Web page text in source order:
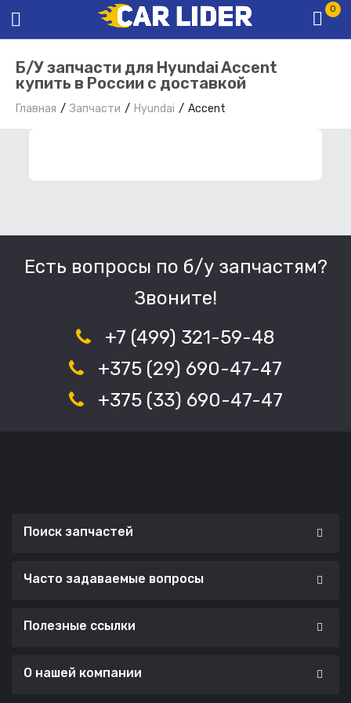
0
Б/У запчасти для Hyundai Accent
купить в России с доставкой
Главная Запчасти Hyundai Accent
Есть вопросы по б/у запчастям?
Звоните!
+7 (499) 321-59-48
+375 (29) 690-47-47
+375 (33) 690-47-47
Поиск запчастей
Часто задаваемые вопросы
Полезные ссылки
О нашей компании